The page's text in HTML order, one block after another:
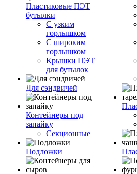
Пластиковые ПЭТ
бутылки
С узким
горлышком
С широким
горлышком
Крышки ПЭТ
для бутылок
Для сэндвичей
Контейнеры под
запайку
Секционные
Подложки